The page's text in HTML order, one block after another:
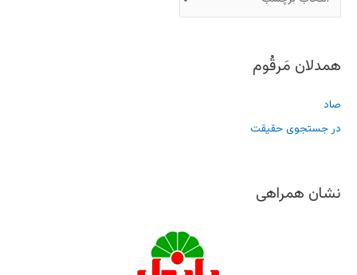
همدلان مَرقُوم
صاد
در جستجوی حقیقت
نشان همراهی